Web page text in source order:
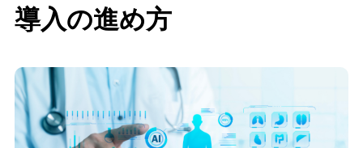
導入の進め方